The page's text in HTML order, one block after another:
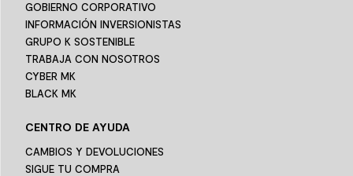
GOBIERNO CORPORATIVO
INFORMACIÓN INVERSIONISTAS
GRUPO K SOSTENIBLE
TRABAJA CON NOSOTROS
CYBER MK
BLACK MK
CENTRO DE AYUDA
CAMBIOS Y DEVOLUCIONES
SIGUE TU COMPRA